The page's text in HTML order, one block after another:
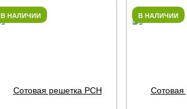
В НАЛИЧИИ В НАЛИЧИИ